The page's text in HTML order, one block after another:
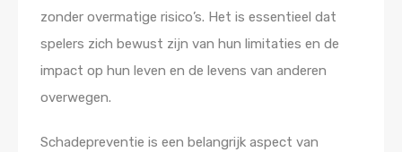
zonder overmatige risico’s. Het is essentieel dat
spelers zich bewust zijn van hun limitaties en de
impact op hun leven en de levens van anderen
overwegen.
Schadepreventie is een belangrijk aspect van